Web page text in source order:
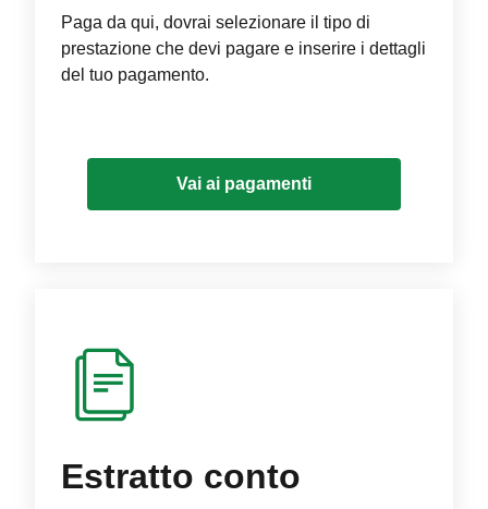
Paga da qui, dovrai selezionare il tipo di
prestazione che devi pagare e inserire i dettagli
del tuo pagamento.
Vai ai pagamenti
Estratto conto